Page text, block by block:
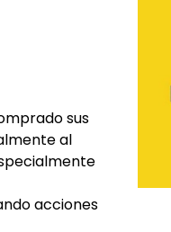
sus
al
acciones